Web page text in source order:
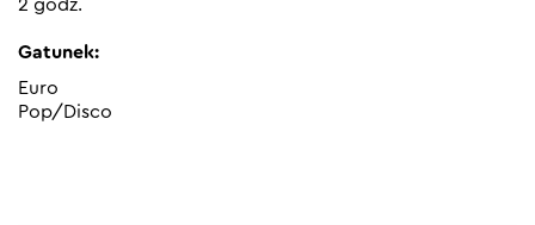
2 godz.
Gatunek:
Euro
Pop/Disco